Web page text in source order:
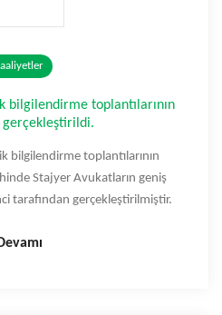
bilgilendirme toplantılarının
gerçekleştirildi.
bilgilendirme toplantılarının
Stajyer Avukatların geniş
tarafından gerçekleştirilmiştir.